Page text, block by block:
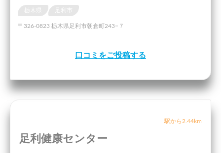
〒326-0823 栃木県足利市朝倉町243−７
口コミをご投稿する
駅から2.44km
足利健康センター